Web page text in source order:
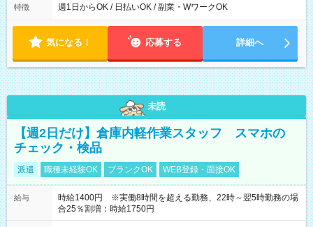
ら翌7時 ■23時から翌8時 ■24時から翌9時 など ※上記の時間
ます。 ※曜日固定（毎週同じ曜日での勤務となります）
特徴 週1日からOK / 日払いOK / 副業・WワークOK
気になる！ 応募する 詳細へ
未読
【週2日だけ】倉庫内軽作業スタッフ スマホの
チェック・検品
派遣 職種未経験OK ブランクOK WEB登録・面接OK
給与
時給1400円 ※実働8時間を超える勤務、22時～翌5時勤務の場
合25％割増：時給1750円